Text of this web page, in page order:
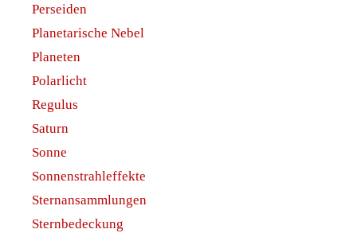
Perseiden
Planetarische Nebel
Planeten
Polarlicht
Regulus
Saturn
Sonne
Sonnenstrahleffekte
Sternansammlungen
Sternbedeckung